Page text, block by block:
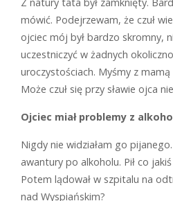
mówić. Podejrzewam, że czuł
ojciec mój był bardzo skromny,
uczestniczyć w żadnych
uroczystościach. Myśmy z
Może czuł się przy sławie ojca
Ojciec miał problemy z
Nigdy nie widziałam go
awantury po alkoholu. Pił co
Potem lądował w szpitalu na
nad Wyspiańskim?